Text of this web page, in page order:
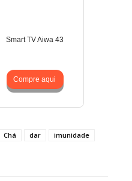
Smart TV Aiwa 43
Compre aqui
Chá dar
imunidade